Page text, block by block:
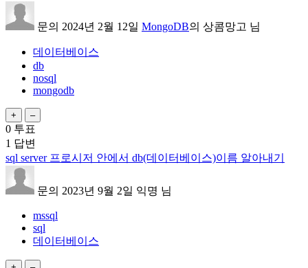
문의 2024년 2월 12일 MongoDB의 상콤망고 님
데이터베이스
db
nosql
mongodb
0 투표
1 답변
sql server 프로시저 안에서 db(데이터베이스)이름 알아내기
문의 2023년 9월 2일 익명 님
mssql
sql
데이터베이스